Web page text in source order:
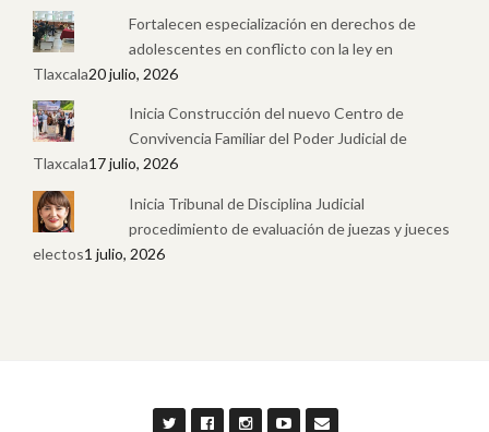
Fortalecen especialización en derechos de
adolescentes en conflicto con la ley en
Tlaxcala20 julio, 2026
Inicia Construcción del nuevo Centro de
Convivencia Familiar del Poder Judicial de
Tlaxcala17 julio, 2026
Inicia Tribunal de Disciplina Judicial
procedimiento de evaluación de juezas y jueces
electos1 julio, 2026